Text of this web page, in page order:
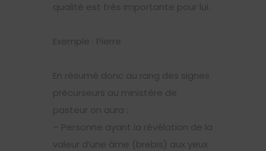
qualité est très importante pour lui.
Exemple : Pierre
En résumé donc au rang des signes
précurseurs au ministère de
pasteur on aura :
– Personne ayant la révélation de la
valeur d’une âme (brebis) aux yeux